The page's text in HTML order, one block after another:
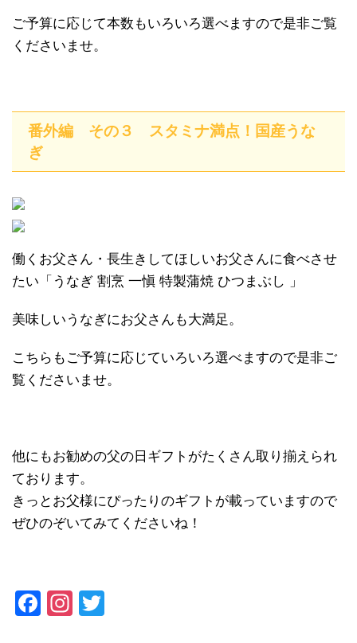
ご予算に応じて本数もいろいろ選べますので是非ご覧
くださいませ。
番外編 その３ スタミナ満点！国産うな
ぎ
働くお父さん・長生きしてほしいお父さんに食べさせ
たい「うなぎ 割烹 一愼 特製蒲焼 ひつまぶし 」
美味しいうなぎにお父さんも大満足。
こちらもご予算に応じていろいろ選べますので是非ご
覧くださいませ。
他にもお勧めの父の日ギフトがたくさん取り揃えられ
ております。
きっとお父様にぴったりのギフトが載っていますので
ぜひのぞいてみてくださいね！
F
In